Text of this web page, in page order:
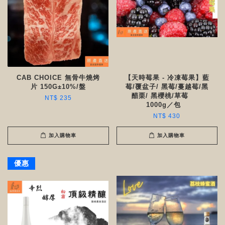
CAB CHOICE 無骨牛燒烤
片 150G±10%/盤
NT$ 235
加入購物車
【天時莓果 - 冷凍莓果】藍
莓/覆盆子/ 黑莓/蔓越莓/黑
醋栗/ 黑櫻桃/草莓
1000g／包
NT$ 430
加入購物車
優惠